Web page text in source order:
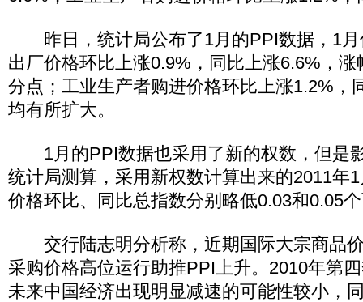
昨日，统计局公布了1月的PPI数据，1月
出厂价格环比上涨0.9%，同比上涨6.6%，
分点；工业生产者购进价格环比上涨1.2%，
均有所扩大。
1月的PPI数据也采用了新的权数，但是
统计局测算，采用新权数计算出来的2011年
价格环比、同比总指数分别略低0.03和0.05
交行陆志明分析称，近期国际大宗商品
采购价格高位运行助推PPI上升。2010年第
未来中国经济出现明显减速的可能性较小，